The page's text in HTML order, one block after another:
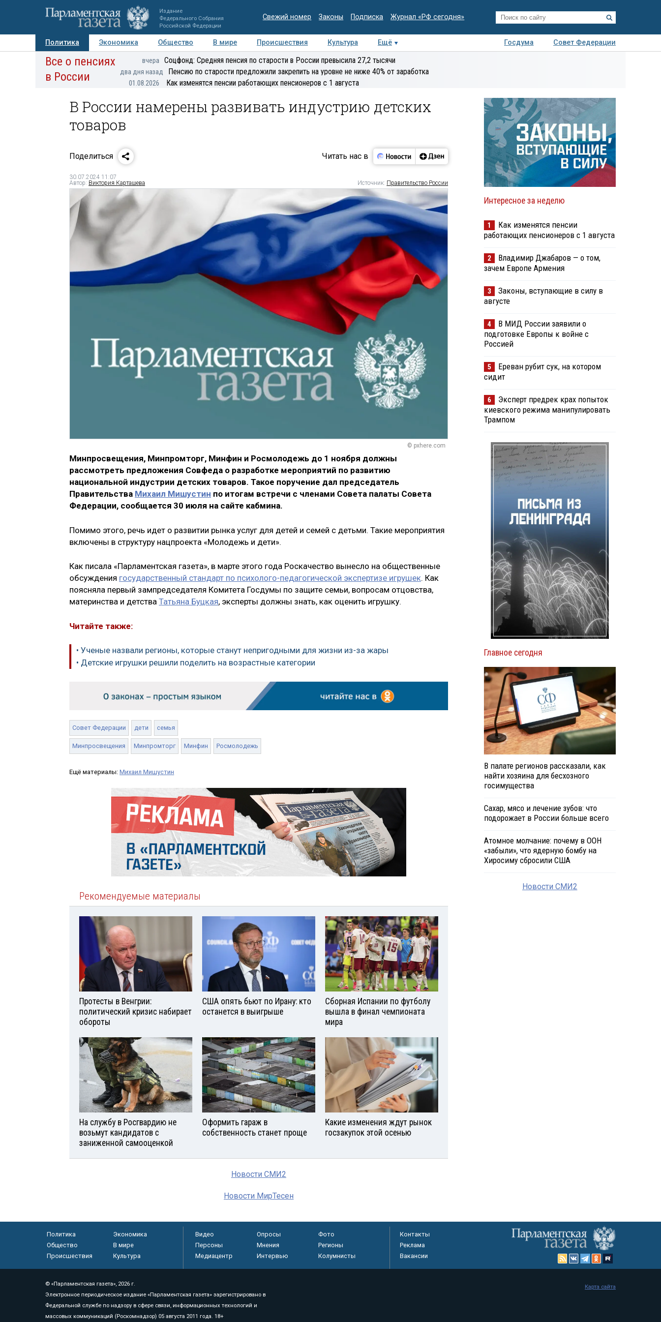
Издание
Федерального Собрания
Российской Федерации
Свежий номер Законы Подписка Журнал «РФ сегодня»
Политика Экономика Общество В мире Происшествия Культура Ещё Госдума
Совет Федерации
Авторы Персоны Мнения Регионы Медиацентр Интервью Колумнисты
экспертиза
Все о пенсиях
в России
вчера Соцфонд: Средняя пенсия по старости в России превысила 27,2 тысячи
два дня назад Пенсию по старости предложили закрепить на уровне не ниже 40% от заработка
01.08.2026 Как изменятся пенсии работающих пенсионеров с 1 августа
В России намерены развивать индустрию детских
товаров
Поделиться Читать нас в
30.07.2024 11:07
Автор: Виктория Карташева Источник: Правительство России
© pxhere.com
Минпросвещения, Минпромторг, Минфин и Росмолодежь до 1 ноября должны
рассмотреть предложения Совфеда о разработке мероприятий по развитию
национальной индустрии детских товаров. Такое поручение дал председатель
Правительства Михаил Мишустин по итогам встречи с членами Совета палаты Совета
Федерации, сообщается 30 июля на сайте кабмина.
Помимо этого, речь идет о развитии рынка услуг для детей и семей с детьми. Такие мероприятия
включены в структуру нацпроекта «Молодежь и дети».
Как писала «Парламентская газета», в марте этого года Роскачество вынесло на общественные
обсуждения государственный стандарт по психолого-педагогической экспертизе игрушек. Как
поясняла первый зампредседателя Комитета Госдумы по защите семьи, вопросам отцовства,
материнства и детства Татьяна Буцкая, эксперты должны знать, как оценить игрушку.
Читайте также:
• Ученые назвали регионы, которые станут непригодными для жизни из-за жары
• Детские игрушки решили поделить на возрастные категории
Совет Федерации дети семья
Минпросвещения Минпромторг Минфин Росмолодежь
Ещё материалы: Михаил Мишустин
Рекомендуемые материалы
Протесты в Венгрии:
политический кризис набирает
обороты
США опять бьют по Ирану: кто
останется в выигрыше
Сборная Испании по футболу
вышла в финал чемпионата
мира
На службу в Росгвардию не
возьмут кандидатов с
заниженной самооценкой
Оформить гараж в
собственность станет проще
Какие изменения ждут рынок
госзакупок этой осенью
Новости СМИ2
Новости МирТесен
Интересное за неделю
1
Как изменятся пенсии
работающих пенсионеров с 1 августа
2
Владимир Джабаров — о том,
зачем Европе Армения
3
Законы, вступающие в силу в
августе
4
В МИД России заявили о
подготовке Европы к войне с
Россией
5
Ереван рубит сук, на котором
сидит
6
Эксперт предрек крах попыток
киевского режима манипулировать
Трампом
Главное сегодня
В палате регионов рассказали, как
найти хозяина для бесхозного
госимущества
Сахар, мясо и лечение зубов: что
подорожает в России больше всего
Атомное молчание: почему в ООН
«забыли», что ядерную бомбу на
Хиросиму сбросили США
Новости СМИ2
Политика
Экономика
Общество
В мире
Происшествия
Культура
Видео Опросы
Фото
Персоны
Мнения
Регионы
Медиацентр
Интервью Колумнисты
Контакты
Реклама
Вакансии
© «Парламентская газета», 2026 г.
Электронное периодическое издание «Парламентская газета» зарегистрировано в
Федеральной службе по надзору в сфере связи, информационных технологий и
массовых коммуникаций (Роскомнадзор) 05 августа 2011 года. 18+
Карта сайта